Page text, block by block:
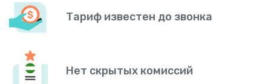
Тариф известен до звонка
Нет скрытых комиссий